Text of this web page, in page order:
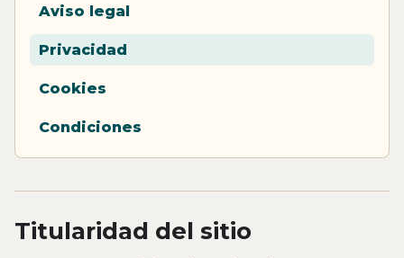
Aviso legal
Privacidad
Cookies
Condiciones
Titularidad del sitio